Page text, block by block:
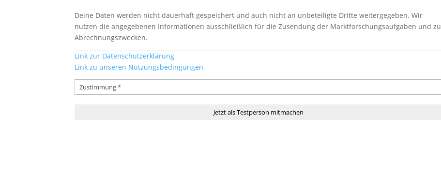
Deine Daten werden nicht dauerhaft gespeichert und auch nicht an unbeteiligte Dritte weitergegeben. Wir
nutzen die angegebenen Informationen ausschließlich für die Zusendung der Marktforschungsaufgaben und zu
Abrechnungszwecken.
Link zur Datenschutzerklärung
Link zu unseren Nutzungsbedingungen